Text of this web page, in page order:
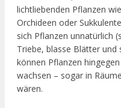
lichtliebenden Pflanzen
Orchideen oder
sich Pflanzen unnatürlich
Triebe, blasse Blätter
können Pflanzen
wachsen – sogar in
wären.